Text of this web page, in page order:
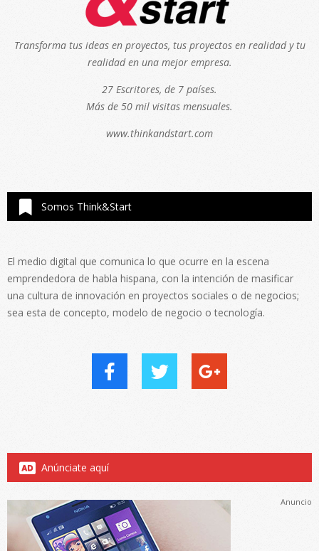
Transforma tus ideas en proyectos, tus proyectos en realidad y tu
realidad en una mejor empresa.
27 Escritores, de 7 países.
Más de 50 mil visitas mensuales.
www.thinkandstart.com
Somos Think&Start
El medio digital que comunica lo que ocurre en la escena
emprendedora de habla hispana, con la intención de masificar
una cultura de innovación en proyectos sociales o de negocios;
sea esta de concepto, modelo de negocio o tecnología.
Anúnciate aquí
Anuncio